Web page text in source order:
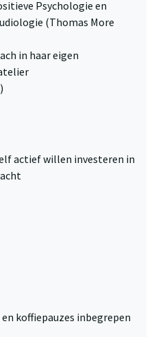
Psychologie en
(Thomas More
in haar eigen
)
actief willen investeren in
koffiepauzes inbegrepen